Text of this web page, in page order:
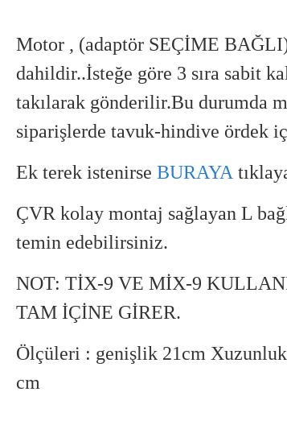
Motor , (adaptör SEÇİME
dahildir..İsteğe göre 3 sıra sabit
takılarak gönderilir.Bu durumda
siparişlerde tavuk-hindive ördek
Ek terek istenirse BURAYA
ÇVR kolay montaj sağlayan L
temin edebilirsiniz.
NOT: TİX-9 VE MİX-9
TAM İÇİNE GİRER.
Ölçüleri : genişlik 21cm
cm